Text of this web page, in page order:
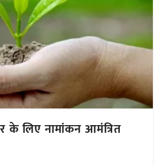
के लिए नामांकन आमंत्रित